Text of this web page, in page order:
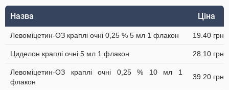
Назва Ціна
Левоміцетин-ОЗ краплі очні 0,25 % 5 мл 1 флакон 19.40 грн
Циделон краплі очні 5 мл 1 флакон 28.10 грн
Левоміцетин-ОЗ краплі очні 0,25 % 10 мл 1
флакон
39.20 грн